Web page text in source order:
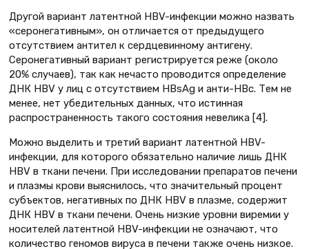
Другой вариант латентной HBV-инфекции можно назвать
«серонегативным», он отличается от предыдущего
отсутствием антител к сердцевинному антигену.
Серонегативный вариант регистрируется реже (около
20% случаев), так как нечасто проводится определение
ДНК НВV у лиц с отсутствием HBsAg и анти-HBc. Тем не
менее, нет убедительных данных, что истинная
распространенность такого состояния невелика [4].
Можно выделить и третий вариант латентной HBV-
инфекции, для которого обязательно наличие лишь ДНК
НВV в ткани печени. При исследовании препаратов печени
и плазмы крови выяснилось, что значительный процент
субъектов, негативных по ДНК HBV в плазме, содержит
ДНК НВV в ткани печени. Очень низкие уровни виремии у
носителей латентной HBV-инфекции не означают, что
количество геномов вируса в печени также очень низкое.